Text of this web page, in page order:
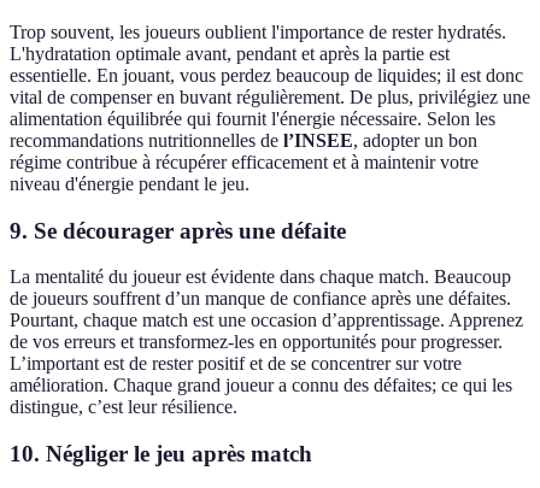
Trop souvent, les joueurs oublient l'importance de rester hydratés.
L'hydratation optimale avant, pendant et après la partie est
essentielle. En jouant, vous perdez beaucoup de liquides; il est donc
vital de compenser en buvant régulièrement. De plus, privilégiez une
alimentation équilibrée qui fournit l'énergie nécessaire. Selon les
recommandations nutritionnelles de l’INSEE, adopter un bon
régime contribue à récupérer efficacement et à maintenir votre
niveau d'énergie pendant le jeu.
9. Se décourager après une défaite
La mentalité du joueur est évidente dans chaque match. Beaucoup
de joueurs souffrent d’un manque de confiance après une défaites.
Pourtant, chaque match est une occasion d’apprentissage. Apprenez
de vos erreurs et transformez-les en opportunités pour progresser.
L’important est de rester positif et de se concentrer sur votre
amélioration. Chaque grand joueur a connu des défaites; ce qui les
distingue, c’est leur résilience.
10. Négliger le jeu après match